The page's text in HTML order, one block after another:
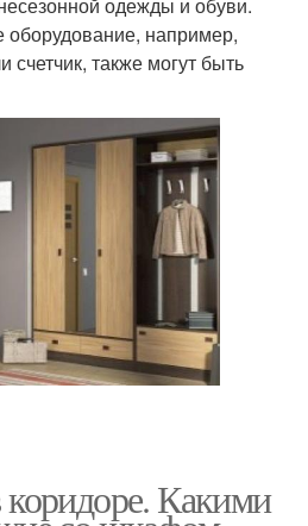
оборудование, например,
счетчик, также могут быть
Какими